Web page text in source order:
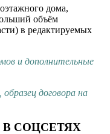
дома,
объём
в редактируемых
и дополнительные
договора на
СОЦСЕТЯХ